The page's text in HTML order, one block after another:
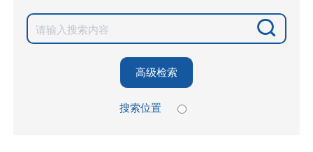
高级检索
搜索位置